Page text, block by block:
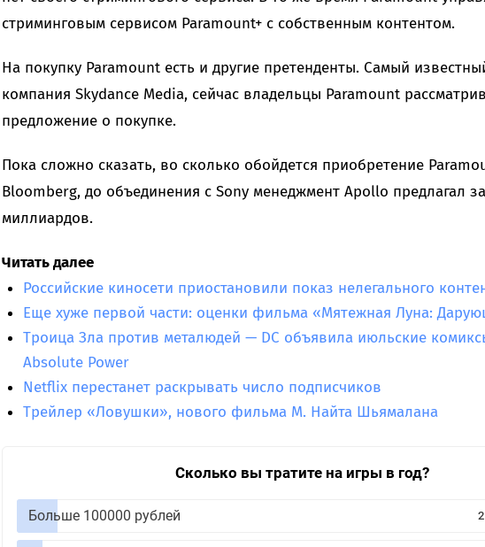
стриминговым сервисом Paramount+ с собственным контентом.
На покупку Paramount есть и другие претенденты. Самый
компания Skydance Media, сейчас владельцы Paramount
предложение о покупке.
Пока сложно сказать, во сколько обойдется приобретение
Bloomberg, до объединения с Sony менеджмент Apollo предлагал
миллиардов.
Читать далее
Российские киносети приостановили показ нелегального
Еще хуже первой части: оценки фильма «Мятежная Луна:
Троица Зла против металюдей — DC объявила июльские
Absolute Power
Netflix перестанет раскрывать число подписчиков
Трейлер «Ловушки», нового фильма М. Найта Шьямалана
Сколько вы тратите на игры в год?
Больше 100000 рублей